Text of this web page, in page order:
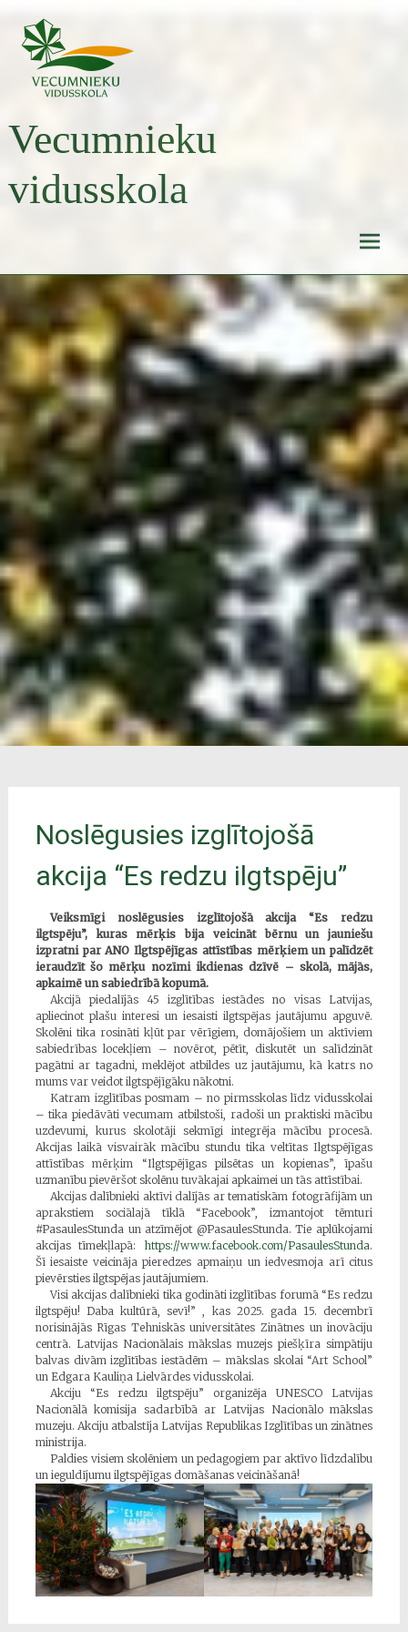
content
Vecumnieku
vidusskola
Noslēgusies izglītojošā
akcija “Es redzu ilgtspēju”
Veiksmīgi noslēgusies izglītojošā akcija “Es redzu
ilgtspēju”, kuras mērķis bija veicināt bērnu un jauniešu
izpratni par ANO Ilgtspējīgas attīstības mērķiem un palīdzēt
ieraudzīt šo mērķu nozīmi ikdienas dzīvē – skolā, mājās,
apkaimē un sabiedrībā kopumā.
Akcijā piedalījās 45 izglītības iestādes no visas Latvijas,
apliecinot plašu interesi un iesaisti ilgtspējas jautājumu apguvē.
Skolēni tika rosināti kļūt par vērīgiem, domājošiem un aktīviem
sabiedrības locekļiem – novērot, pētīt, diskutēt un salīdzināt
pagātni ar tagadni, meklējot atbildes uz jautājumu, kā katrs no
mums var veidot ilgtspējīgāku nākotni.
Katram izglītības posmam – no pirmsskolas līdz vidusskolai
– tika piedāvāti vecumam atbilstoši, radoši un praktiski mācību
uzdevumi, kurus skolotāji sekmīgi integrēja mācību procesā.
Akcijas laikā visvairāk mācību stundu tika veltītas Ilgtspējīgas
attīstības mērķim “Ilgtspējīgas pilsētas un kopienas”, īpašu
uzmanību pievēršot skolēnu tuvākajai apkaimei un tās attīstībai.
Akcijas dalībnieki aktīvi dalījās ar tematiskām fotogrāfijām un
aprakstiem sociālajā tīklā “Facebook”, izmantojot tēmturi
#PasaulesStunda un atzīmējot @PasaulesStunda. Tie aplūkojami
akcijas tīmekļlapā: https://www.facebook.com/PasaulesStunda.
Šī iesaiste veicināja pieredzes apmaiņu un iedvesmoja arī citus
pievērsties ilgtspējas jautājumiem.
Visi akcijas dalībnieki tika godināti izglītības forumā “Es redzu
ilgtspēju! Daba kultūrā, sevī!” , kas 2025. gada 15. decembrī
norisinājās Rīgas Tehniskās universitātes Zinātnes un inovāciju
centrā. Latvijas Nacionālais mākslas muzejs piešķīra simpātiju
balvas divām izglītības iestādēm – mākslas skolai “Art School”
un Edgara Kauliņa Lielvārdes vidusskolai.
Akciju “Es redzu ilgtspēju” organizēja UNESCO Latvijas
Nacionālā komisija sadarbībā ar Latvijas Nacionālo mākslas
muzeju. Akciju atbalstīja Latvijas Republikas Izglītības un zinātnes
ministrija.
Paldies visiem skolēniem un pedagogiem par aktīvo līdzdalību
un ieguldījumu ilgtspējīgas domāšanas veicināšanā!